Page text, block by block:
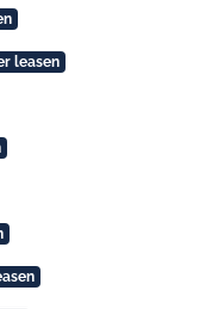
leasen